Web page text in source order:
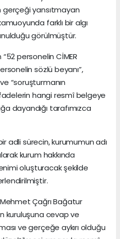
gerçeği yansıtmayan
farklı bir algı
görülmüştür.
personelin CİMER
sözlü beyanı”,
“soruşturmanın
hangi resmî belgeye
dayandığı tarafımızca
adli sürecin, kurumumun adı
kurum hakkında
oluşturacak şekilde
Çağrı Bağatur
kuruluşuna cevap ve
ve gerçeğe aykırı olduğu